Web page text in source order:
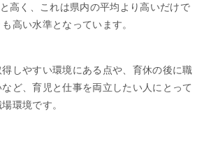
高く、これは県内の平均より高いだけで
高い水準となっています。
しやすい環境にある点や、育休の後に職
ど、育児と仕事を両立したい人にとって
環境です。